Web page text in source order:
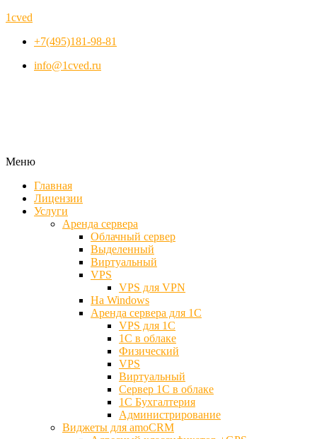
1cved
+7(495)181-98-81
info@1cved.ru
Меню
Главная
Лицензии
Услуги
Аренда сервера
Облачный сервер
Выделенный
Виртуальный
VPS
VPS для VPN
На Windows
Аренда сервера для 1С
VPS для 1С
1С в облаке
Физический
VPS
Виртуальный
Сервер 1С в облаке
1С Бухгалтерия
Администрирование
Виджеты для amoCRM